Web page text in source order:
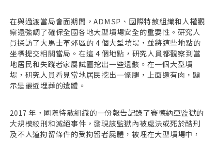
在與過渡當局會面期間，ADMSP、國際特赦組織和人權觀
察還強調了確保全國各地大型墳場安全的重要性。研究人
員探訪了大馬士革郊區的 4 個大型墳場，並將這些地點的
坐標提交相關當局。在這 4 個地點，研究人員都觀察到當
地居民和失蹤者家屬試圖挖出一些遺骸。在一個大型墳
場，研究人員看見當地居民挖出一條腿，上面還有肉，顯
示是最近埋葬的遺體。
2017 年，國際特赦組織的一份報告記錄了賽德納亞監獄的
大規模絞刑和滅絕事件，發現該監獄內被處決或死於酷刑
及不人道拘留條件的受拘留者屍體，被埋在大型墳場中，